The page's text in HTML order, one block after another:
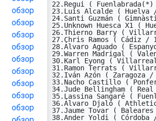
обзор
обзор
обзор
обзор
обзор
обзор
обзор
обзор
обзор
22.Regui (
23.Luis Alcalde (
24.Santi Guzmán (
25.Unknown Huesca
26.Thierno Barry (
27.Chris Ramos (
28.Álvaro Aguado (
29.Warren Madrigal (
30.Karl Eyong (
31.Ramon Terrats (
32.Iván Azón (
33.Nacho Castillo (
34.Jude Bellingham (
35.Lassina Sangaré (
36.Álvaro Djaló (
37.Jaume Tovar (
38.Ander Yoldi (